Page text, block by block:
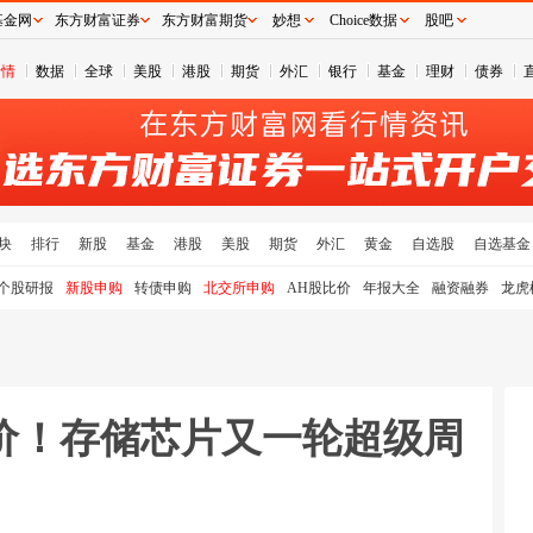
数据 全球 美股 港股 期货 外汇 银行 基金 理财 债券
排行 新股 基金 港股 美股 期货 外汇 黄金 自选股 自选基金
股研报 新股申购 转债申购 北交所申购 AH股比价 年报大全 融资融券 龙虎
！存储芯片又一轮超级周
网 东方财富证券 东方财富期货 妙想 Choice数据 股吧